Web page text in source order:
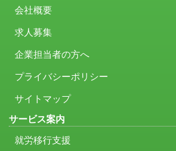
会社概要
求人募集
企業担当者の方へ
プライバシーポリシー
サイトマップ
サービス案内
就労移行支援